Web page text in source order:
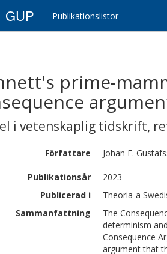
GUP Publikationslistor
prime-
i vetenskaplig tidskrift,
Författare Johan E.
Publikationsår
2023
Publicerad i
Theoria-a
Sammanfattning
The
determinism
Consequence
argument that